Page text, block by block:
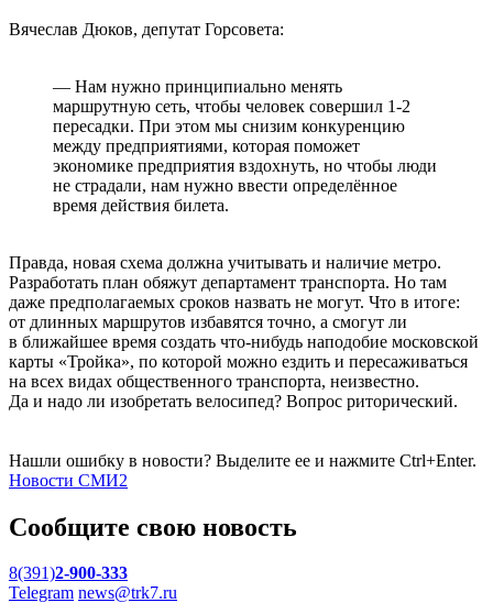
Вячеслав Дюков, депутат Горсовета:
— Нам нужно принципиально менять
маршрутную сеть, чтобы человек совершил 1-2
пересадки. При этом мы снизим конкуренцию
между предприятиями, которая поможет
экономике предприятия вздохнуть, но чтобы люди
не страдали, нам нужно ввести определённое
время действия билета.
Правда, новая схема должна учитывать и наличие метро.
Разработать план обяжут департамент транспорта. Но там
даже предполагаемых сроков назвать не могут. Что в итоге:
от длинных маршрутов избавятся точно, а смогут ли
в ближайшее время создать что-нибудь наподобие московской
карты «Тройка», по которой можно ездить и пересаживаться
на всех видах общественного транспорта, неизвестно.
Да и надо ли изобретать велосипед? Вопрос риторический.
Нашли ошибку в новости? Выделите ее и нажмите Ctrl+Enter.
Новости СМИ2
Сообщите свою новость
8(391)2-900-333
Telegram news@trk7.ru